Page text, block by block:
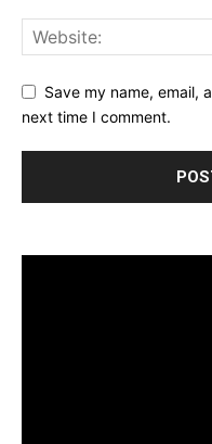
Save my name, email,
next time I comment.